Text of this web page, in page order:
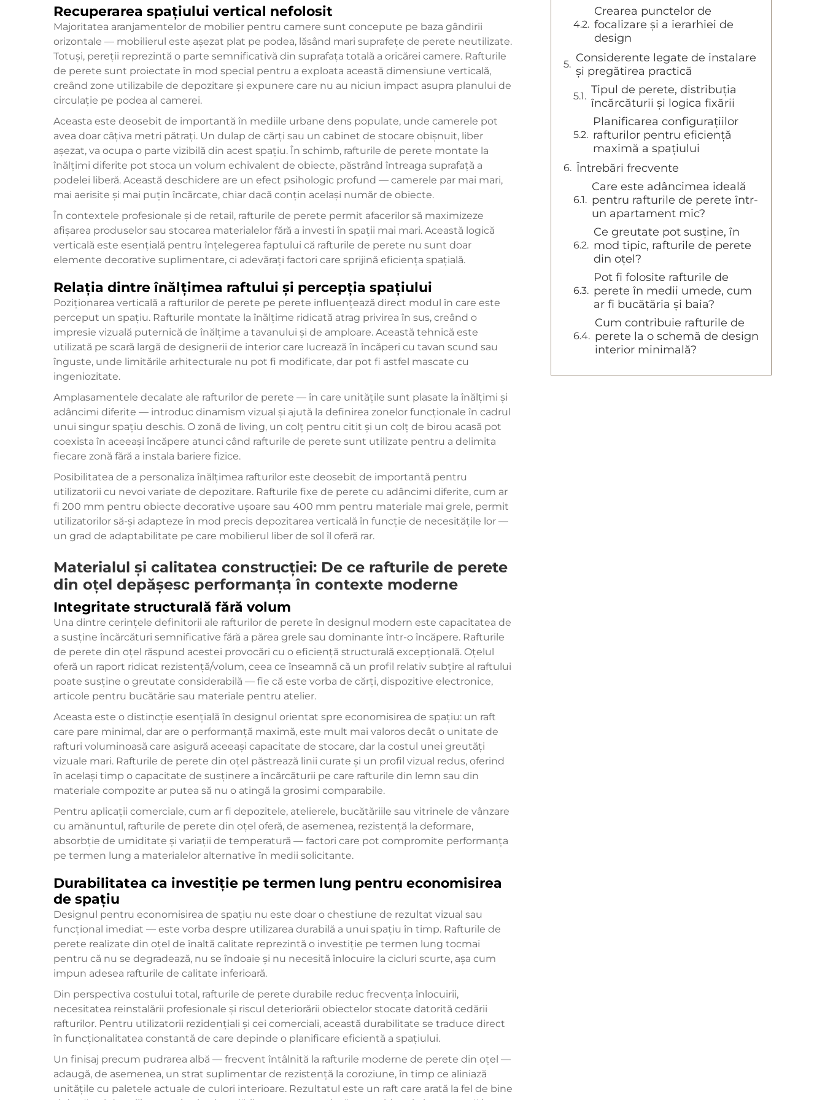
Recuperarea spațiului vertical nefolosit
Majoritatea aranjamentelor de mobilier pentru camere sunt concepute pe baza gândirii
orizontale — mobilierul este așezat plat pe podea, lăsând mari suprafețe de perete neutilizate.
Totuși, pereții reprezintă o parte semnificativă din suprafața totală a oricărei camere. Rafturile
de perete sunt proiectate în mod special pentru a exploata această dimensiune verticală,
creând zone utilizabile de depozitare și expunere care nu au niciun impact asupra planului de
circulație pe podea al camerei.
Aceasta este deosebit de importantă în mediile urbane dens populate, unde camerele pot
avea doar câțiva metri pătrați. Un dulap de cărți sau un cabinet de stocare obișnuit, liber
așezat, va ocupa o parte vizibilă din acest spațiu. În schimb, rafturile de perete montate la
înălțimi diferite pot stoca un volum echivalent de obiecte, păstrând întreaga suprafață a
podelei liberă. Această deschidere are un efect psihologic profund — camerele par mai mari,
mai aerisite și mai puțin încărcate, chiar dacă conțin același număr de obiecte.
În contextele profesionale și de retail, rafturile de perete permit afacerilor să maximizeze
afișarea produselor sau stocarea materialelor fără a investi în spații mai mari. Această logică
verticală este esențială pentru înțelegerea faptului că rafturile de perete nu sunt doar
elemente decorative suplimentare, ci adevărați factori care sprijină eficiența spațială.
Relația dintre înălțimea raftului și percepția spațiului
Poziționarea verticală a rafturilor de perete pe perete influențează direct modul în care este
perceput un spațiu. Rafturile montate la înălțime ridicată atrag privirea în sus, creând o
impresie vizuală puternică de înălțime a tavanului și de amploare. Această tehnică este
utilizată pe scară largă de designerii de interior care lucrează în încăperi cu tavan scund sau
înguste, unde limitările arhitecturale nu pot fi modificate, dar pot fi astfel mascate cu
ingeniozitate.
Amplasamentele decalate ale rafturilor de perete — în care unitățile sunt plasate la înălțimi și
adâncimi diferite — introduc dinamism vizual și ajută la definirea zonelor funcționale în cadrul
unui singur spațiu deschis. O zonă de living, un colț pentru citit și un colț de birou acasă pot
coexista în aceeași încăpere atunci când rafturile de perete sunt utilizate pentru a delimita
fiecare zonă fără a instala bariere fizice.
Posibilitatea de a personaliza înălțimea rafturilor este deosebit de importantă pentru
utilizatorii cu nevoi variate de depozitare. Rafturile fixe de perete cu adâncimi diferite, cum ar
fi 200 mm pentru obiecte decorative ușoare sau 400 mm pentru materiale mai grele, permit
utilizatorilor să-și adapteze în mod precis depozitarea verticală în funcție de necesitățile lor —
un grad de adaptabilitate pe care mobilierul liber de sol îl oferă rar.
Materialul și calitatea construcției: De ce rafturile de perete
din oțel depășesc performanța în contexte moderne
Integritate structurală fără volum
Una dintre cerințele definitorii ale rafturilor de perete în designul modern este capacitatea de
a susține încărcături semnificative fără a părea grele sau dominante într-o încăpere. Rafturile
de perete din oțel răspund acestei provocări cu o eficiență structurală excepțională. Oțelul
oferă un raport ridicat rezistență/volum, ceea ce înseamnă că un profil relativ subțire al raftului
poate susține o greutate considerabilă — fie că este vorba de cărți, dispozitive electronice,
articole pentru bucătărie sau materiale pentru atelier.
Aceasta este o distincție esențială în designul orientat spre economisirea de spațiu: un raft
care pare minimal, dar are o performanță maximă, este mult mai valoros decât o unitate de
rafturi voluminoasă care asigură aceeași capacitate de stocare, dar la costul unei greutăți
vizuale mari. Rafturile de perete din oțel păstrează linii curate și un profil vizual redus, oferind
în același timp o capacitate de susținere a încărcăturii pe care rafturile din lemn sau din
materiale compozite ar putea să nu o atingă la grosimi comparabile.
Pentru aplicații comerciale, cum ar fi depozitele, atelierele, bucătăriile sau vitrinele de vânzare
cu amănuntul, rafturile de perete din oțel oferă, de asemenea, rezistență la deformare,
absorbție de umiditate și variații de temperatură — factori care pot compromite performanța
pe termen lung a materialelor alternative în medii solicitante.
Durabilitatea ca investiție pe termen lung pentru economisirea
de spațiu
Designul pentru economisirea de spațiu nu este doar o chestiune de rezultat vizual sau
funcțional imediat — este vorba despre utilizarea durabilă a unui spațiu în timp. Rafturile de
perete realizate din oțel de înaltă calitate reprezintă o investiție pe termen lung tocmai
pentru că nu se degradează, nu se îndoaie și nu necesită înlocuire la cicluri scurte, așa cum
impun adesea rafturile de calitate inferioară.
Din perspectiva costului total, rafturile de perete durabile reduc frecvența înlocuirii,
necesitatea reinstalării profesionale și riscul deteriorării obiectelor stocate datorită cedării
rafturilor. Pentru utilizatorii rezidențiali și cei comerciali, această durabilitate se traduce direct
în funcționalitatea constantă de care depinde o planificare eficientă a spațiului.
Un finisaj precum pudrarea albă — frecvent întâlnită la rafturile moderne de perete din oțel —
adaugă, de asemenea, un strat suplimentar de rezistență la coroziune, în timp ce aliniază
unitățile cu paletele actuale de culori interioare. Rezultatul este un raft care arată la fel de bine
Crearea punctelor de
focalizare și a ierarhiei de
design
Considerente legate de instalare
și pregătirea practică
Tipul de perete, distribuția
încărcăturii și logica fixării
Planificarea configurațiilor
rafturilor pentru eficiență
maximă a spațiului
Întrebări frecvente
Care este adâncimea ideală
pentru rafturile de perete într-
un apartament mic?
Ce greutate pot susține, în
mod tipic, rafturile de perete
din oțel?
Pot fi folosite rafturile de
perete în medii umede, cum
ar fi bucătăria și baia?
Cum contribuie rafturile de
perete la o schemă de design
interior minimală?